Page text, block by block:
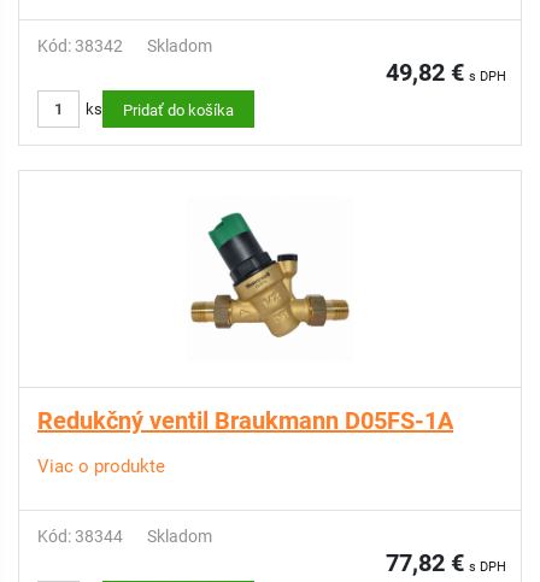
Kód: 38342 Skladom
49,82 € s DPH
ks Pridať do košíka
Redukčný ventil Braukmann D05FS-1A
Viac o produkte
Kód: 38344 Skladom
77,82 € s DPH